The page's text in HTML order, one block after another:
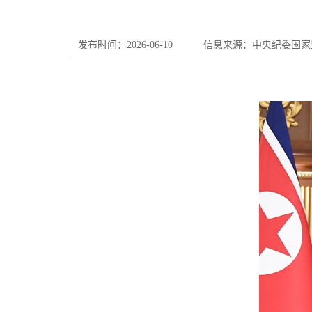
发布时间：2026-06-10 信息来源：中央纪委国